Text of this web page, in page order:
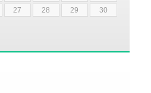
27 28 29
30